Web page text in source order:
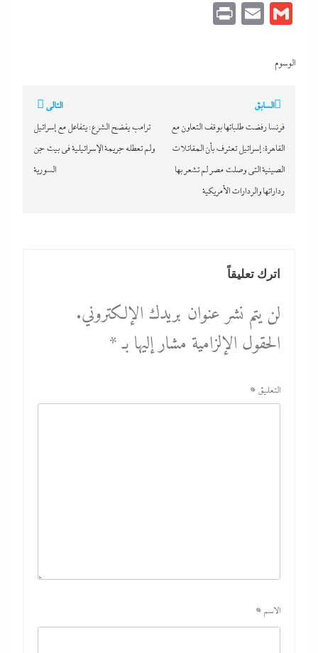
Gmail
Email
الوسوم
تصفّح
المقالات
السابق
فرنسا رفضت طلباتها بوقف التعاون مع
القاهرة: إسرائيل تعترف بأن المقاتلات
الصينية التى وصلت مصر لم تشعر بها
رداراتها والردارات الأمريكية
التالي
ترامب يفضح الشرع: يتفاعل مع إسرائيل
ولم تعطله جريمة الإسرائيلية في بيت جن
السورية
اترك تعليقاً
لن يتم نشر عنوان بريدك الإلكتروني.
الحقول الإلزامية مشار إليها بـ*
التعليق *
الاسم *